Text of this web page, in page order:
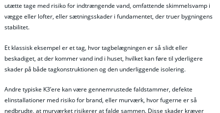
utætte tage med risiko for indtrængende vand, omfattende skimmelsvamp i
vægge eller lofter, eller sætningsskader i fundamentet, der truer bygningens
stabilitet.
Et klassisk eksempel er et tag, hvor tagbelægningen er så slidt eller
beskadiget, at der kommer vand ind i huset, hvilket kan føre til yderligere
skader på både tagkonstruktionen og den underliggende isolering.
Andre typiske K3’ere kan være gennemrustede faldstammer, defekte
elinstallationer med risiko for brand, eller murværk, hvor fugerne er så
nedbrudte, at murværket risikerer at falde sammen. Disse skader kræver